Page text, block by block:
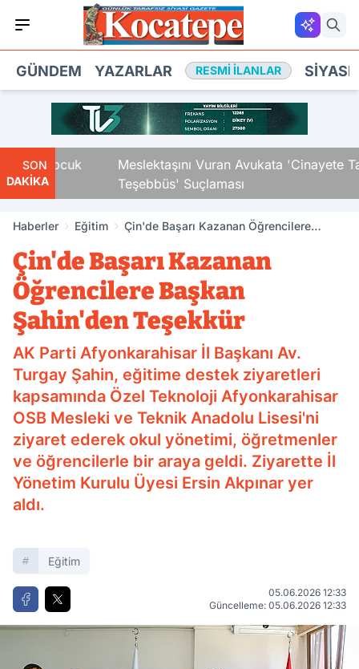
GÜNDEM YAZARLAR RESMI İLANLAR
SON
DAKİKA
Çocuk
Meslektaşını Vuran Avukata 'Cinayete Tam
Teşebbüs' Suçlaması
Haberler Eğitim
Çin'de Başarı Kazanan Öğrencilere
Çin'de Başarı Kazanan
Öğrencilere Başkan
Şahin'den Teşekkür
AK Parti Afyonkarahisar İl Başkanı Av.
Turgay Şahin, eğitime destek ziyaretleri
kapsamında Özel Teknoloji Afyonkarahisar
OSB Mesleki ve Teknik Anadolu Lisesi'ni
ziyaret ederek okul yönetimi, öğretmenler
ve öğrencilerle bir araya geldi. Ziyarette İl
Yönetim Kurulu Üyesi Ersin Akpınar yer
aldı.
Eğitim
05.06.2026 12:33
Güncelleme: 05.06.2026 12:33